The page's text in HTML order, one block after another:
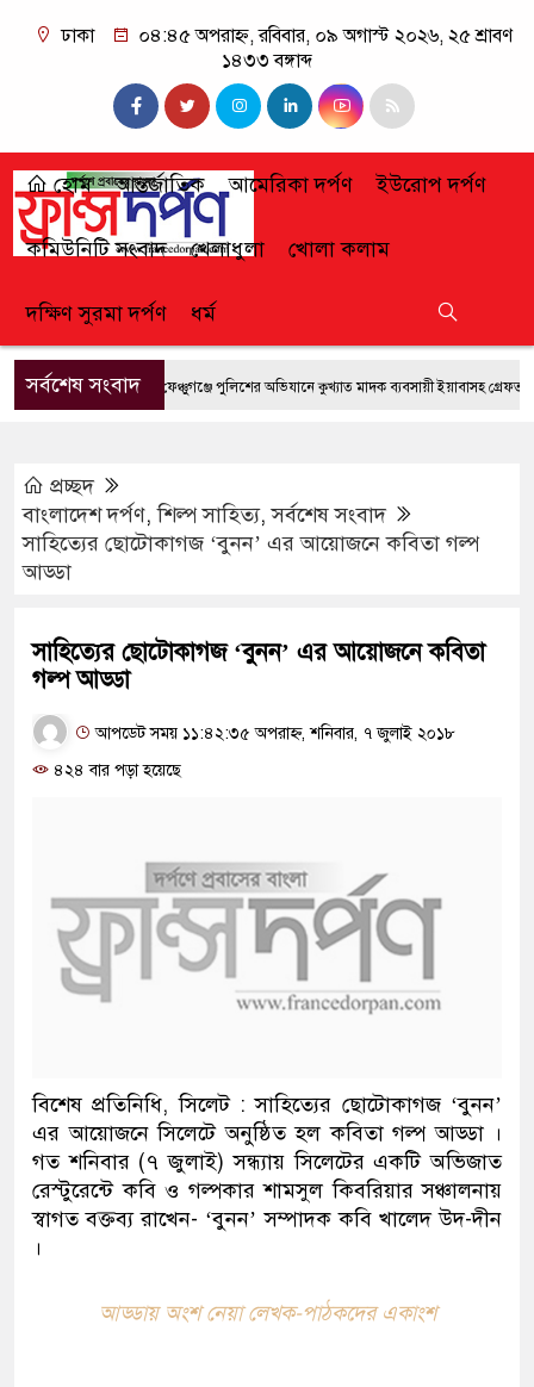
ঢাকা
০৪:৪৫ অপরাহ্ন, রবিবার, ০৯ অগাস্ট ২০২৬, ২৫ শ্রাবণ
১৪৩৩ বঙ্গাব্দ
হোম আন্তর্জাতিক আমেরিকা দর্পণ ইউরোপ দর্পণ
কমিউনিটি সংবাদ খেলাধুলা খোলা কলাম
দক্ষিণ সুরমা দর্পণ ধর্ম
সর্বশেষ সংবাদফেঞ্চুগঞ্জে পুলিশের অভিযানে কুখ্যাত মাদক ব্যবসায়ী ইয়াবাসহ গ্রেফতার
প্রচ্ছদ
বাংলাদেশ দর্পণ,শিল্প সাহিত্য,সর্বশেষ সংবাদ
সাহিত্যের ছোটোকাগজ ‘বুনন’ এর আয়োজনে কবিতা গল্প
আড্ডা
সাহিত্যের ছোটোকাগজ ‘বুনন’ এর আয়োজনে কবিতা
গল্প আড্ডা
আপডেট সময় ১১:৪২:৩৫ অপরাহ্ন, শনিবার, ৭ জুলাই ২০১৮
৪২৪ বার পড়া হয়েছে
বিশেষ প্রতিনিধি, সিলেট : সাহিত্যের ছোটোকাগজ ‘বুনন’
এর আয়োজনে সিলেটে অনুষ্ঠিত হল কবিতা গল্প আড্ডা ।
গত শনিবার (৭ জুলাই) সন্ধ্যায় সিলেটের একটি অভিজাত
রেস্টুরেন্টে কবি ও গল্পকার শামসুল কিবরিয়ার সঞ্চালনায়
স্বাগত বক্তব্য রাখেন- ‘বুনন’ সম্পাদক কবি খালেদ উদ-দীন
।
আড্ডায় অংশ নেয়া লেখক-পাঠকদের একাংশ